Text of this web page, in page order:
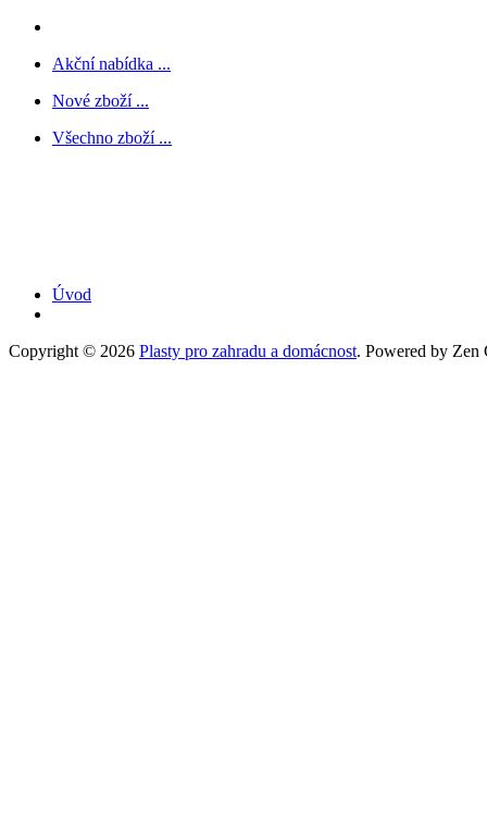
Akční nabídka ...
Nové zboží ...
Všechno zboží ...
Úvod
Copyright © 2026 Plasty pro zahradu a domácnost. Powered by Zen